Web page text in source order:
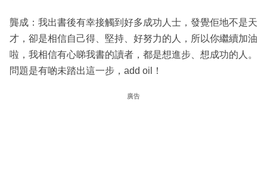
龔成：我出書後有幸接觸到好多成功人士，發覺佢地不是天
才，卻是相信自己得、堅持、好努力的人，所以你繼續加油
啦，我相信有心睇我書的讀者，都是想進步、想成功的人。
問題是有啲未踏出這一步，add oil！
廣告